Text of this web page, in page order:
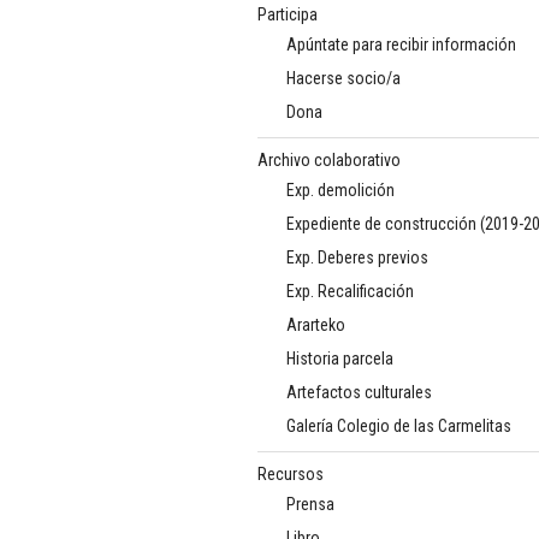
Participa
Apúntate para recibir información
Hacerse socio/a
Dona
Archivo colaborativo
Exp. demolición
Expediente de construcción (2019-
Exp. Deberes previos
Exp. Recalificación
Ararteko
Historia parcela
Artefactos culturales
Galería Colegio de las Carmelitas
Recursos
Prensa